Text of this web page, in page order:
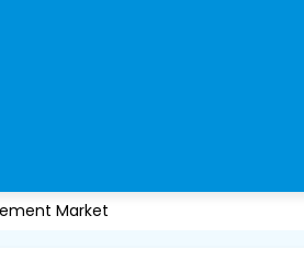
Market